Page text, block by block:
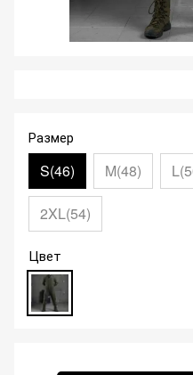
Размер
S(46) M(48)
2XL(54)
Цвет